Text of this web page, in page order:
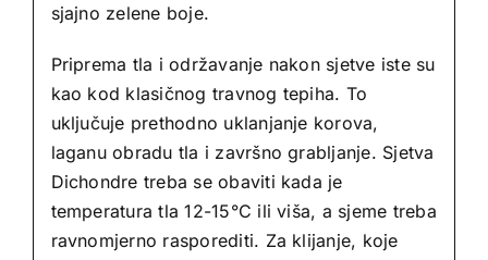
sjajno zelene boje.
Priprema tla i održavanje nakon sjetve iste su
kao kod klasičnog travnog tepiha. To
uključuje prethodno uklanjanje korova,
laganu obradu tla i završno grabljanje. Sjetva
Dichondre treba se obaviti kada je
temperatura tla 12-15°C ili viša, a sjeme treba
ravnomjerno rasporediti. Za klijanje, koje